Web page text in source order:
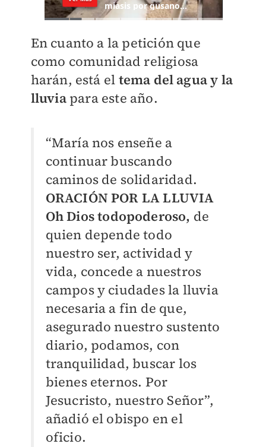
En cuanto a la petición que
como comunidad religiosa
harán, está el tema del agua y la
lluvia para este año.
“María nos enseñe a
continuar buscando
caminos de solidaridad.
ORACIÓN POR LA LLUVIA
Oh Dios todopoderoso, de
quien depende todo
nuestro ser, actividad y
vida, concede a nuestros
campos y ciudades la lluvia
necesaria a fin de que,
asegurado nuestro sustento
diario, podamos, con
tranquilidad, buscar los
bienes eternos. Por
Jesucristo, nuestro Señor”,
añadió el obispo en el
oficio.